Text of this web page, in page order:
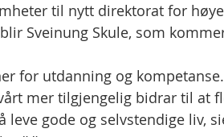
til nytt direktorat for
Sveinung Skule, som
for utdanning og
mer tilgjengelig bidrar til at
gode og selvstendige liv,